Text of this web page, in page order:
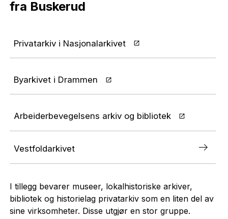
fra Buskerud
Privatarkiv i Nasjonalarkivet
Byarkivet i Drammen
Arbeiderbevegelsens arkiv og bibliotek
Vestfoldarkivet
I tillegg bevarer museer, lokalhistoriske arkiver,
bibliotek og historielag privatarkiv som en liten del av
sine virksomheter. Disse utgjør en stor gruppe.